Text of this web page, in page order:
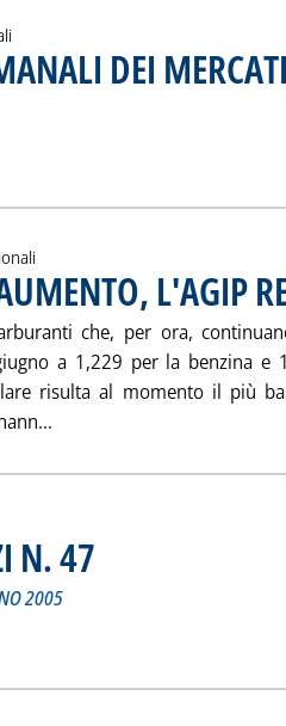
DEI
SETTIMANALI DEI
L'AGIP
che, per ora,
a 1,229 per la benzina e
risulta al momento il più
N. 47
2005
PREZZI N. 47'